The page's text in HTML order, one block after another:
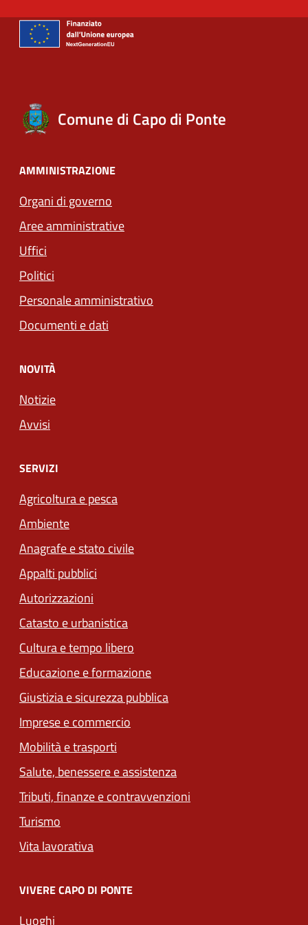
Comune di Capo di Ponte
AMMINISTRAZIONE
Organi di governo
Aree amministrative
Uffici
Politici
Personale amministrativo
Documenti e dati
NOVITÀ
Notizie
Avvisi
SERVIZI
Agricoltura e pesca
Ambiente
Anagrafe e stato civile
Appalti pubblici
Autorizzazioni
Catasto e urbanistica
Cultura e tempo libero
Educazione e formazione
Giustizia e sicurezza pubblica
Imprese e commercio
Mobilità e trasporti
Salute, benessere e assistenza
Tributi, finanze e contravvenzioni
Turismo
Vita lavorativa
VIVERE CAPO DI PONTE
Luoghi